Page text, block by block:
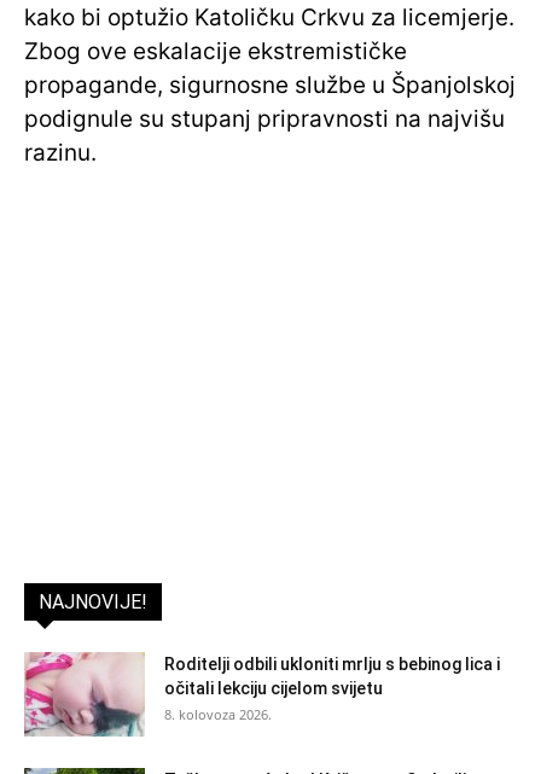
kako bi optužio Katoličku Crkvu za licemjerje.
Zbog ove eskalacije ekstremističke
propagande, sigurnosne službe u Španjolskoj
podignule su stupanj pripravnosti na najvišu
razinu.
NAJNOVIJE!
Roditelji odbili ukloniti mrlju s bebinog lica i
očitali lekciju cijelom svijetu
8. kolovoza 2026.